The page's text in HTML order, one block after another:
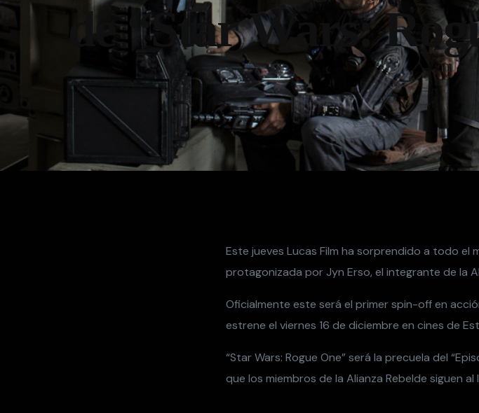
de “Star Wars:
admin 7 Abril, 2016
Este jueves Lucas Film ha sorprendido a todo el
protagonizada por Jyn Erso, el integrante de la
Oficialmente este será el primer spin-off en
estrene el viernes 16 de diciembre en cines de
“Star Wars: Rogue One” será la precuela del
que los miembros de la Alianza Rebelde siguen